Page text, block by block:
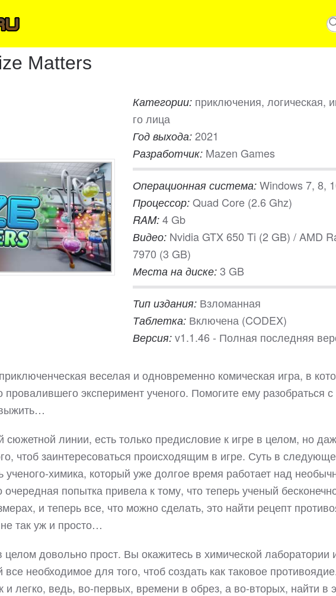
Matters
Категории: приключения, логическая,
го лица
Год выхода: 2021
Разработчик: Mazen Games
Операционная система: Windows 7, 8,
Процессор: Quad Core (2.6 Ghz)
RAM: 4 Gb
Видео: Nvidia GTX 650 Ti (2 GB) / AMD
7970 (3 GB)
Места на диске: 3 GB
Тип издания: Взломанная
Таблетка: Включена (CODEX)
Версия: v1.1.46 - Полная последняя
веселая и одновременно комическая игра, в
провалившего эксперимент ученого. Помогите ему разобраться с
сюжетной линии, есть только предисловие к игре в целом, но
чтоб заинтересоваться происходящим в игре. Суть в
ученого-химика, который уже долгое время работает над
попытка привела к тому, что теперь ученый
и теперь все, что можно сделать, это найти рецепт
так уж и просто…
целом довольно прост. Вы окажитесь в химической
все необходимое для того, чтоб создать как таковое
и легко, ведь, во-первых, времени в обрез, а во-вторых, найти в